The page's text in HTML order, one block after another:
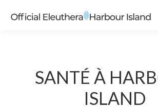
SANTÉ À
ISLAND